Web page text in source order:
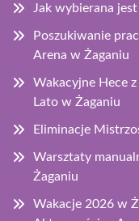
Jak wybierana
Poszukiwanie
Arena w Żaganiu
Wakacyjne Hece
Lato w Żaganiu
Eliminacje
Warsztaty
Żaganiu
Wakacje 2026 w